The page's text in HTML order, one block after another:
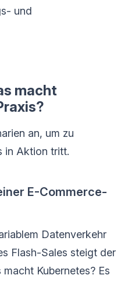
und
macht
an, um zu
in Aktion tritt.
E-Commerce-
Datenverkehr
Flash-Sales steigt der
Kubernetes? Es